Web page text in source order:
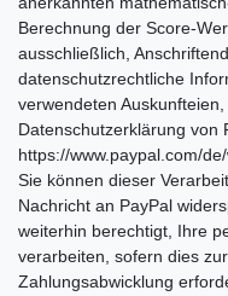
Berechnung der Score-
ausschließlich,
datenschutzrechtliche
verwendeten
Datenschutzerklärung von
https://www.paypal.com/
Sie können dieser
Nachricht an PayPal
weiterhin berechtigt, Ihre
verarbeiten, sofern dies
Zahlungsabwicklung